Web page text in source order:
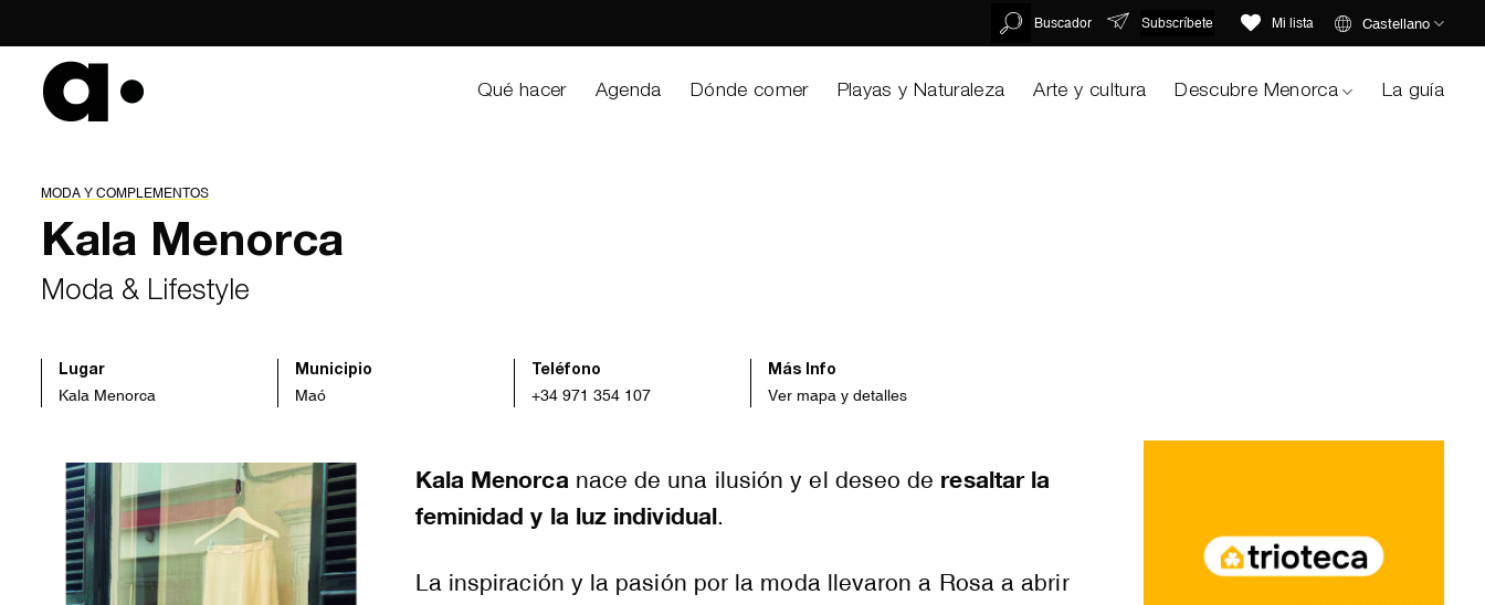
content
Buscador Subscríbete Mi lista Castellano
Qué hacer Agenda Dónde comer Playas y Naturaleza Arte y cultura Descubre Menorca La guía
MODA Y COMPLEMENTOS
Kala Menorca
Moda & Lifestyle
Lugar
Kala Menorca
Municipio
Maó
Teléfono
+34 971 354 107
Más Info
Ver mapa y detalles
Kala Menorca nace de una ilusión y el deseo de resaltar la
feminidad y la luz individual.
La inspiración y la pasión por la moda llevaron a Rosa a abrir